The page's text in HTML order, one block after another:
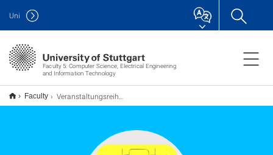
Faculty 5: Computer Science, Electrical Engineering
and Information Technology
Uni
Faculty Veranstaltungsreihe "Abends im Computermuseum" - Nächster Termin 13.08.2026 - 19 Uhr